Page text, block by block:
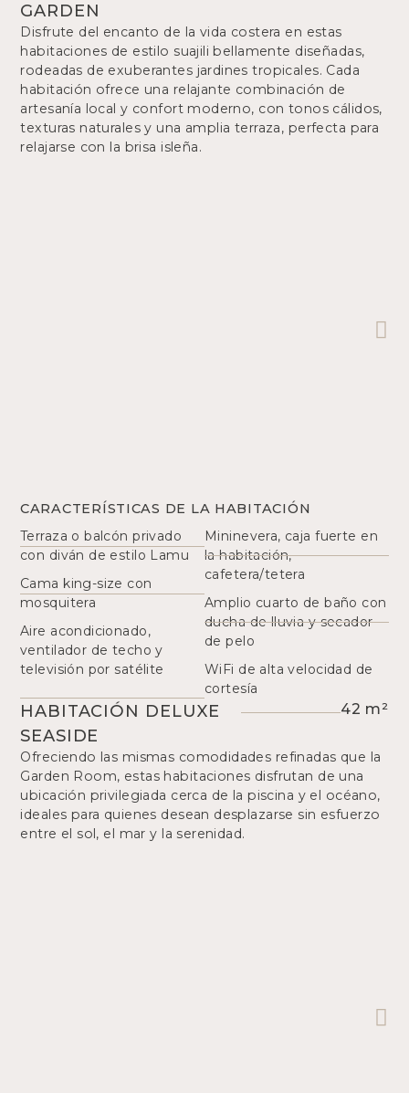
GARDEN
Disfrute del encanto de la vida costera en estas
habitaciones de estilo suajili bellamente diseñadas,
rodeadas de exuberantes jardines tropicales. Cada
habitación ofrece una relajante combinación de
artesanía local y confort moderno, con tonos cálidos,
texturas naturales y una amplia terraza, perfecta para
relajarse con la brisa isleña.
CARACTERÍSTICAS DE LA HABITACIÓN
Terraza o balcón privado
con diván de estilo Lamu
Cama king-size con
mosquitera
Aire acondicionado,
ventilador de techo y
televisión por satélite
Mininevera, caja fuerte en
la habitación,
cafetera/tetera
Amplio cuarto de baño con
ducha de lluvia y secador
de pelo
WiFi de alta velocidad de
cortesía
HABITACIÓN DELUXE
SEASIDE
42 m²
Ofreciendo las mismas comodidades refinadas que la
Garden Room, estas habitaciones disfrutan de una
ubicación privilegiada cerca de la piscina y el océano,
ideales para quienes desean desplazarse sin esfuerzo
entre el sol, el mar y la serenidad.